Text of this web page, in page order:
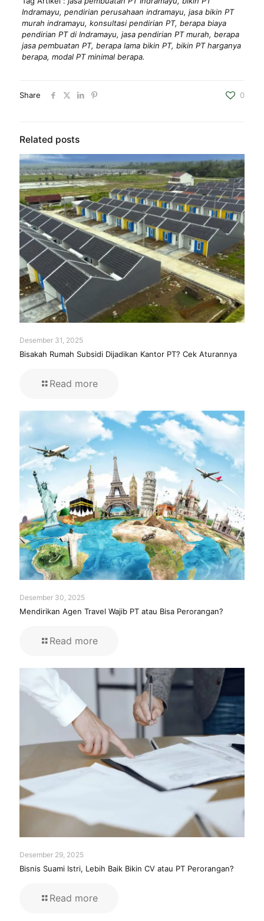
Indramayu, pendirian perusahaan indramayu, jasa bikin PT
murah indramayu, konsultasi pendirian PT, berapa biaya
pendirian PT di Indramayu, jasa pendirian PT murah, berapa
jasa pembuatan PT, berapa lama bikin PT, bikin PT harganya
berapa, modal PT minimal berapa.
Share 0
Related posts
Desember 31, 2025
Bisakah Rumah Subsidi Dijadikan Kantor PT? Cek Aturannya
Read more
Desember 30, 2025
Mendirikan Agen Travel Wajib PT atau Bisa Perorangan?
Read more
Desember 29, 2025
Bisnis Suami Istri, Lebih Baik Bikin CV atau PT Perorangan?
Read more